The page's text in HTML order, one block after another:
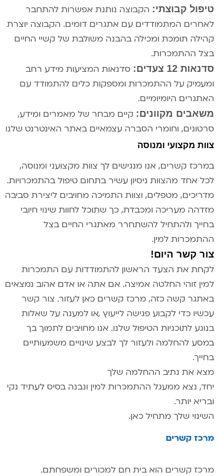
טיפול קבוצתי: הקבוצה נותנת אפשרות להתחבר
לאחרים המתמודדים עם אתגרים דומים. הקבוצה יוצרת
קהילה תומכת ומכילה בהבנה משולבת של קשיי החיים
בצל ההתמכרות.
סדנאות 12 צעדים:
סדנאות המציעות מידע רחב
ומעמיק על ההתמכרות ומספקות כלים להתמודד עם
האתגרים היומיומיים.
משאבים מקוונים: קיים מבחר של מאמרים ומידע,
סרטונים, וחומרי הסברה עצמאיים באתר האינטרנט שלנו
צוות מקצועי ומנוסה
במרכז קשרים, אנו מנגישים לך צוות מקצועני ומנוסה,
לכל אחד מהצוות ניסיון עשיר בתחום טיפול בהתמכרויות.
מדריכים, מטפלים, וצוות התמיכה מחויבים ליצירת סביבה
מזדהה מעריכה ומכבדת, כך שתוכל לחוות שינוי חיובי
בחייך ולהתחיל להשתחרר מאתגרי החיים בצל
ההתמכרות למין.
צור קשר היום!
לקחת את הצעד הראשון להתמודדות עם התמכרות
למין זוהי החלטה אמיצה. אם אתה או אדם אהוב נמצאים
באתגר קשה כזה, מרכז קשרים כאן לעזור. צור קשר
עכשיו כדי לקבוע פגישה לייעוץ ,או למענה על שאלות
בנוגע לתוכניות הטיפול שלנו. אנו מחויבים לתמוך בך
במסע להחלמה ולעזור לך לבצע שינויים משמעותיים
בחייך.
מצא את נתיב ההחלמה שלך
יחד, נצא ממעגל ההתמכרות למין ונבנה בסיס לעתיד נקי
ובריא יותר.
השינוי שלך מתחיל כאן.
מרכז קשרים
מרכז קשרים הוא בית חם למכורים ומשפחתם.